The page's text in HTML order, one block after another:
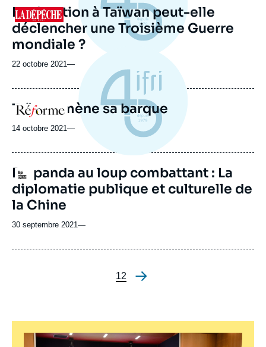
Logo
La situation à Taïwan peut-elle
déclencher une Troisième Guerre
mondiale ?
22 octobre 2021—
Logo
Taïwan mène sa barque
14 octobre 2021—
Logo
Du panda au loup combattant : La
diplomatie publique et culturelle de
la Chine
30 septembre 2021—
Pagination
Page
1Page
2